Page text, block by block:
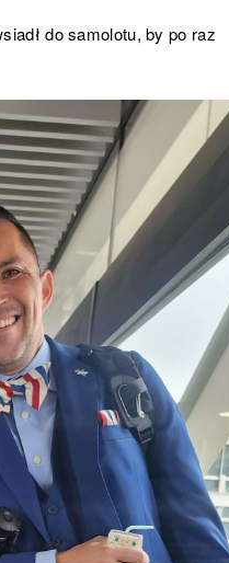
do samolotu, by po raz